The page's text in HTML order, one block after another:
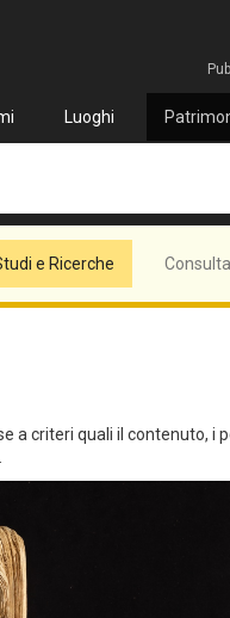
Luoghi
e Ricerche
a criteri quali il contenuto, i